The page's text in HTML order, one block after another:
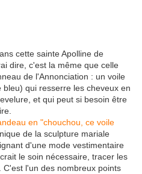
cette sainte Apolline de
dire, c'est la même que celle
de l'Annonciation : un voile
qui resserre les cheveux en
et qui peut si besoin être
en "chouchou, ce voile
de la sculpture mariale
d'une mode vestimentaire
le soin nécessaire, tracer les
l'un des nombreux points